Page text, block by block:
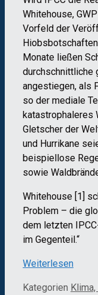
Whitehouse,
Vorfeld der
Monate ließen
durchschnittliche
angestiegen, als
so der mediale
katastrophaleres
Gletscher der
und Hurrikane
beispiellose
sowie
Whitehouse [1]
Problem – die
dem letzten
im Gegenteil.“
Weiterlesen
Kategorien